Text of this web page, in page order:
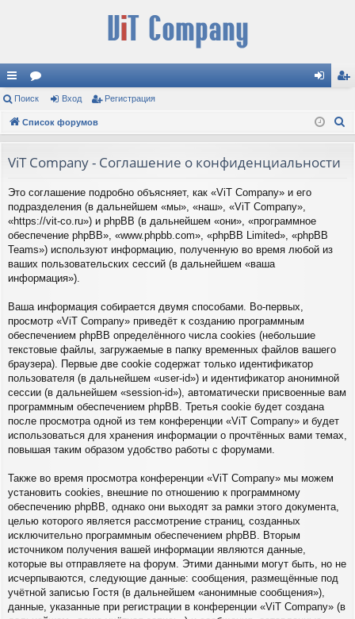
с
ы
и
ор
ум д ис
ац
Поиск Вход Регистрация
Список форумов
ViT Company - Соглашение о конфиденциальности
Это соглашение подробно объясняет, как «ViT Company» и его
подразделения (в дальнейшем «мы», «наш», «ViT Company»,
«https://vit-co.ru») и phpBB (в дальнейшем «они», «программное
обеспечение phpBB», «www.phpbb.com», «phpBB Limited», «phpBB
Teams») используют информацию, полученную во время любой из
ваших пользовательских сессий (в дальнейшем «ваша
информация»).
Ваша информация собирается двумя способами. Во-первых,
просмотр «ViT Company» приведёт к созданию программным
обеспечением phpBB определённого числа cookies (небольшие
текстовые файлы, загружаемые в папку временных файлов вашего
браузера). Первые две cookie содержат только идентификатор
пользователя (в дальнейшем «user-id») и идентификатор анонимной
сессии (в дальнейшем «session-id»), автоматически присвоенные вам
программным обеспечением phpBB. Третья cookie будет создана
после просмотра одной из тем конференции «ViT Company» и будет
использоваться для хранения информации о прочтённых вами темах,
повышая таким образом удобство работы с форумами.
Также во время просмотра конференции «ViT Company» мы можем
установить cookies, внешние по отношению к программному
обеспечению phpBB, однако они выходят за рамки этого документа,
целью которого является рассмотрение страниц, созданных
исключительно программным обеспечением phpBB. Вторым
источником получения вашей информации являются данные,
которые вы отправляете на форум. Этими данными могут быть, но не
исчерпываются, следующие данные: сообщения, размещённые под
учётной записью Гостя (в дальнейшем «анонимные сообщения»),
данные, указанные при регистрации в конференции «ViT Company» (в